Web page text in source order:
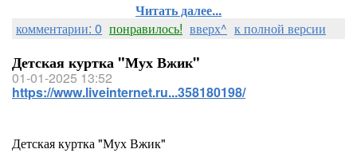
Читать далее...
комментарии: 0 понравилось! вверх^ к полной версии
Детская куртка "Мух Вжик"
01-01-2025 13:52
https://www.liveinternet.ru...358180198/
Детская куртка "Мух Вжик"